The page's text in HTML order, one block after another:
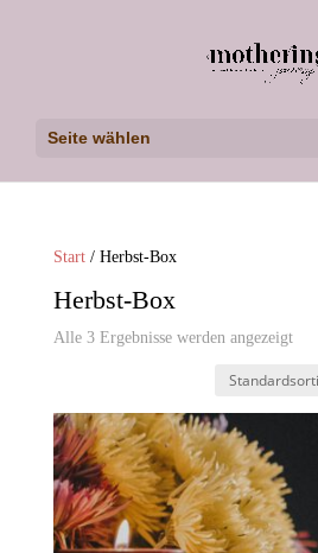
Seite wählen
Start/ Herbst-Box
Herbst-Box
Alle 3 Ergebnisse werden angezeigt